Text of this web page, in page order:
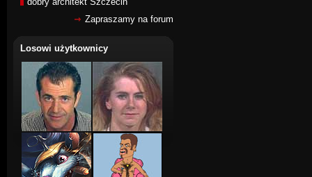
Zapraszamy na forum
Losowi użytkownicy